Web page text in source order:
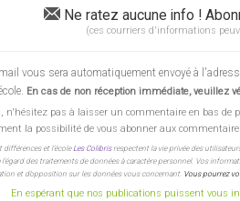
Ne ratez aucune info !
(ces courriers d'informations
vous sera automatiquement envoyé à
En cas de non réception immédiate, veuillez
n'hésitez pas à laisser un commentaire en bas de
la possibilité de vous abonner aux
différences et l’école Les Colibrisrespectent la vie privée des
l’égard des traitements de données à caractère personnel. Vos
et d’opposition sur les données vous concernant. Vous pourrez
En espérant que nos publications puissent vous